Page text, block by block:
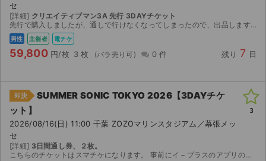
セ
[詳細] クリエイティブマン3A 先行 3DAYチケット
先行で購入しましたが、通しで行けなくなってしまったので、出品します クリエイティブマン3A会員先行にて購入してますので、スマチケになります 8/7〜ダウンロード開は可能になるため8/7以降システ...
男性 主催者 電チケ
59,800 円/枚 3 枚 0 件 残り 7 日
即決
SUMMER SONIC TOKYO 2026【3DAYチケ
ット】
2026/08/16(日) 11:00 千葉 ZOZOマリンスタジアム／幕張メッ
セ
[詳細] 3日間通し券、２枚。
こちらのチケットはスマチケになります。 事前にイ－プラスのアプリのインストールをお済ませください。 ご購入の場合にはイ－プラスのアプリに登録済みのメ－ルアドレス（複数枚ご購入の場合には複数人分...
3